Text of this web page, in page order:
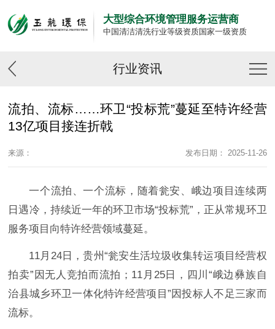
大型综合环境管理服务运营商
中国清洁清洗行业等级资质国家一级资质
行业资讯
流拍、流标……环卫“投标荒”蔓延至特许经营
13亿项目接连折戟
来源： 发布日期： 2025-11-26
一个流拍、一个流标，随着瓮安、峨边项目连续两
日遇冷，持续近一年的环卫市场“投标荒”，正从常规环卫
服务项目向特许经营领域蔓延。
11月24日，贵州“瓮安生活垃圾收集转运项目经营权
拍卖”因无人竞拍而流拍；11月25日，四川“峨边彝族自
治县城乡环卫一体化特许经营项目”因投标人不足三家而
流标。